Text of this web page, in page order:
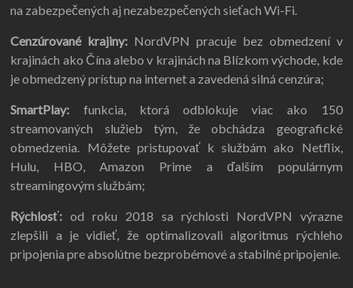
na zabezpečených aj nezabezpečených sieťach Wi-Fi.
Cenzúrované krajiny: NordVPN pracuje bez obmedzení v
krajinách ako Čína alebo v krajinách na Blízkom východe, kde
je obmedzený prístup na internet a zavedená silná cenzúra;
SmartPlay: funkcia, ktorá odblokuje viac ako 150
streamovaných služieb tým, že obchádza geografické
obmedzenia. Môžete pristupovať k službám ako Netflix,
Hulu, HBO, Amazon Prime a ďalším populárnym
streamingovým službám;
Rýchlosť: od roku 2018 sa rýchlosti NordVPN výrazne
zlepšili a je vidieť, že optimalizovali algoritmus rýchleho
pripojenia pre absolútne bezprobémové a stabilné pripojenie.